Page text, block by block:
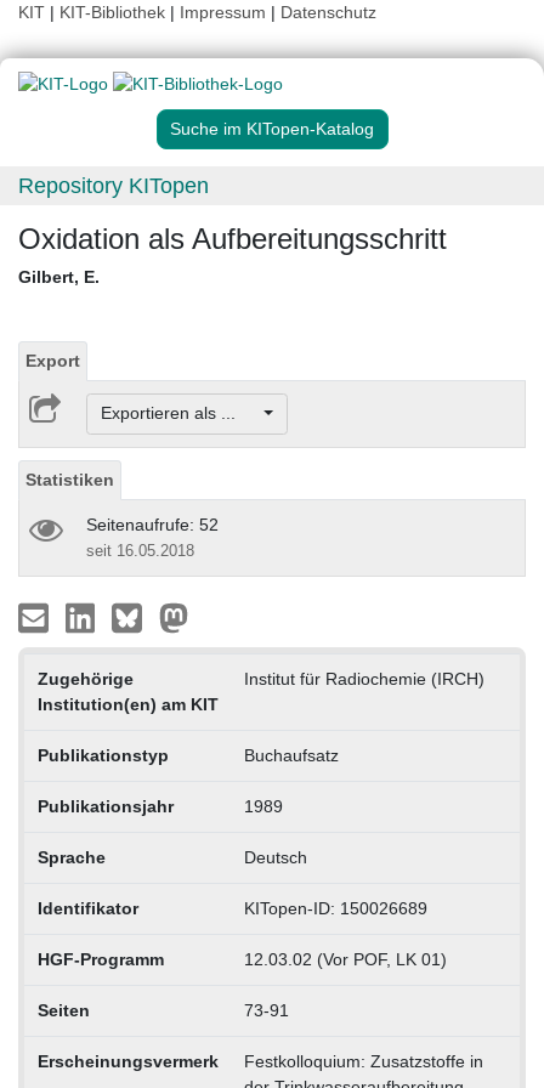
KIT | KIT-Bibliothek | Impressum | Datenschutz
Suche im KITopen-Katalog
Repository KITopen
Oxidation als Aufbereitungsschritt
Gilbert, E.
Export
Exportieren als ...
Statistiken
Seitenaufrufe: 52
seit 16.05.2018
Zugehörige
Institution(en) am KIT
Institut für Radiochemie (IRCH)
Publikationstyp Buchaufsatz
Publikationsjahr 1989
Sprache Deutsch
Identifikator KITopen-ID: 150026689
HGF-Programm 12.03.02 (Vor POF, LK 01)
Seiten 73-91
Erscheinungsvermerk
Festkolloquium: Zusatzstoffe in